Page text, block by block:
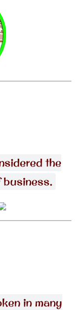
the
business.
in many